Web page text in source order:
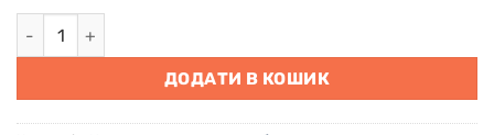
Кульки на виписку з пологового будинку "Повітряне
ДОДАТИ В КОШИК